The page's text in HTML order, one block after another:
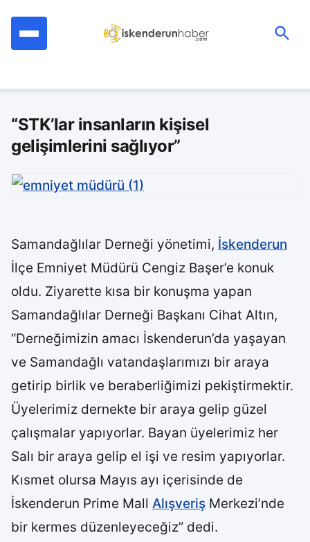
“STK’lar insanların kişisel
gelişimlerini sağlıyor”
Samandağlılar Derneği yönetimi, İskenderun
İlçe Emniyet Müdürü Cengiz Başer’e konuk
oldu. Ziyarette kısa bir konuşma yapan
Samandağlılar Derneği Başkanı Cihat Altın,
“Derneğimizin amacı İskenderun’da yaşayan
ve Samandağlı vatandaşlarımızı bir araya
getirip birlik ve beraberliğimizi pekiştirmektir.
Üyelerimiz dernekte bir araya gelip güzel
çalışmalar yapıyorlar. Bayan üyelerimiz her
Salı bir araya gelip el işi ve resim yapıyorlar.
Kısmet olursa Mayıs ayı içerisinde de
İskenderun Prime Mall Alışveriş Merkezi’nde
bir kermes düzenleyeceğiz” dedi.